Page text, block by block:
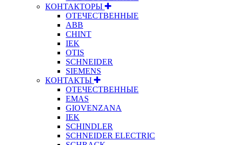
КОНТАКТОРЫ
ОТЕЧЕСТВЕННЫЕ
ABB
CHINT
IEK
OTIS
SCHNEIDER
SIEMENS
КОНТАКТЫ
ОТЕЧЕСТВЕННЫЕ
EMAS
GIOVENZANA
IEK
SCHINDLER
SCHNEIDER ELECTRIC